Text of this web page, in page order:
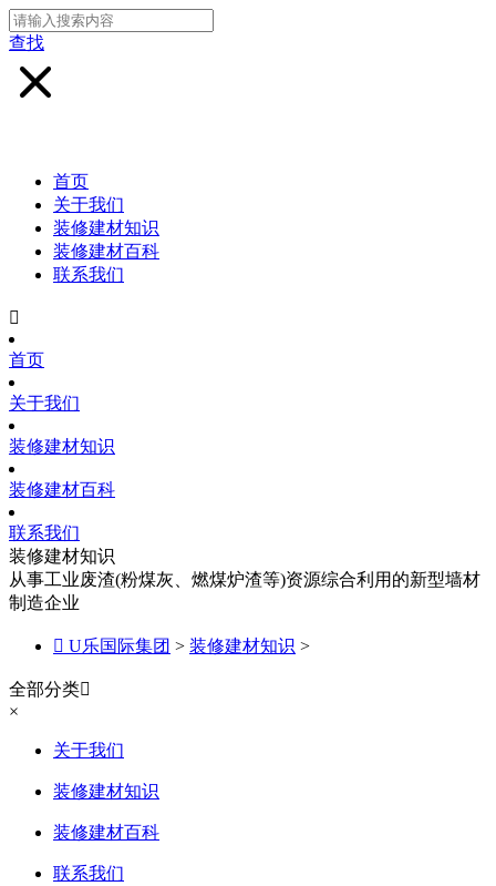
查找
首页
关于我们
装修建材知识
装修建材百科
联系我们

首页
关于我们
装修建材知识
装修建材百科
联系我们
装修建材知识
从事工业废渣(粉煤灰、燃煤炉渣等)资源综合利用的新型墙材
制造企业
 U乐国际集团 > 装修建材知识 >
全部分类
×
关于我们
装修建材知识
装修建材百科
联系我们